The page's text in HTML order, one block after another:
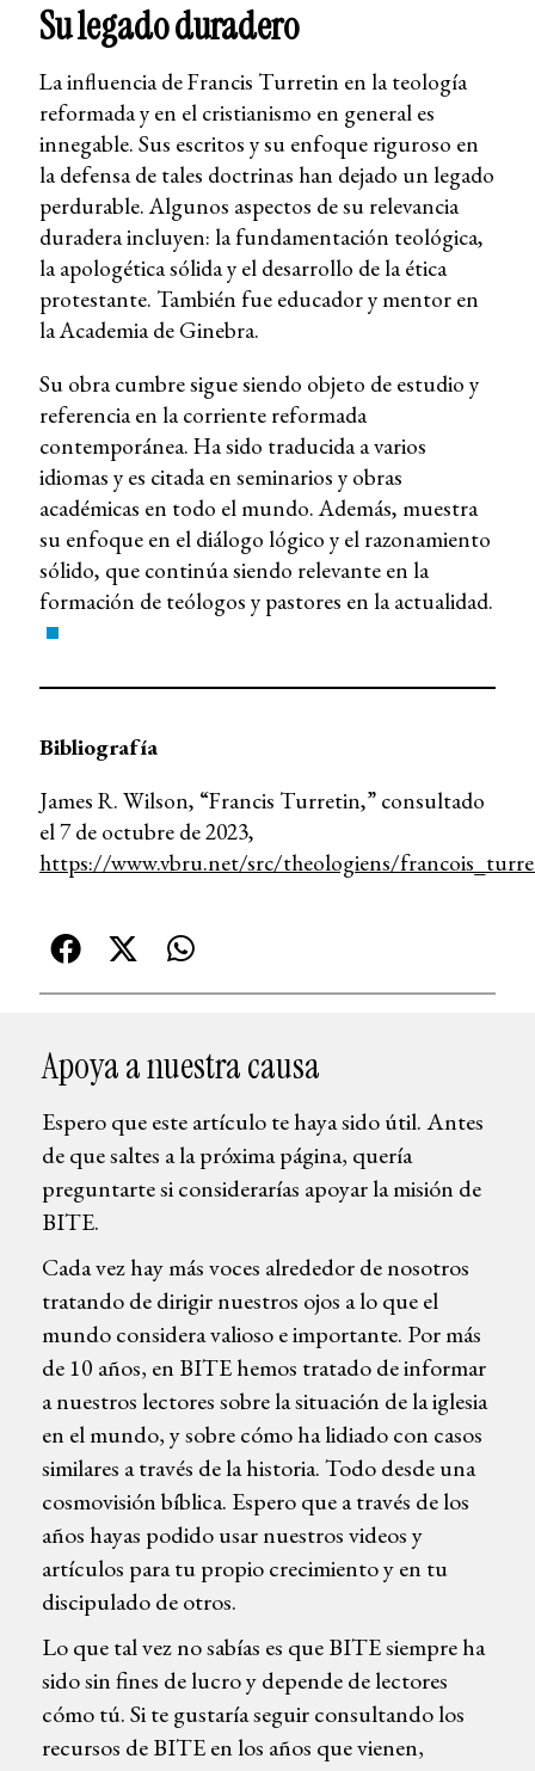
Su legado duradero
La influencia de Francis Turretin en la teología
reformada y en el cristianismo en general es
innegable. Sus escritos y su enfoque riguroso en
la defensa de tales doctrinas han dejado un legado
perdurable. Algunos aspectos de su relevancia
duradera incluyen: la fundamentación teológica,
la apologética sólida y el desarrollo de la ética
protestante. También fue educador y mentor en
la Academia de Ginebra.
Su obra cumbre sigue siendo objeto de estudio y
referencia en la corriente reformada
contemporánea. Ha sido traducida a varios
idiomas y es citada en seminarios y obras
académicas en todo el mundo. Además, muestra
su enfoque en el diálogo lógico y el razonamiento
sólido, que continúa siendo relevante en la
formación de teólogos y pastores en la actualidad.
Bibliografía
James R. Wilson, “Francis Turretin,” consultado
el 7 de octubre de 2023,
https://www.vbru.net/src/theologiens/
Apoya a nuestra causa
Espero que este artículo te haya sido útil. Antes
de que saltes a la próxima página, quería
preguntarte si considerarías apoyar la misión de
BITE.
Cada vez hay más voces alrededor de nosotros
tratando de dirigir nuestros ojos a lo que el
mundo considera valioso e importante. Por más
de 10 años, en BITE hemos tratado de informar
a nuestros lectores sobre la situación de la iglesia
en el mundo, y sobre cómo ha lidiado con casos
similares a través de la historia. Todo desde una
cosmovisión bíblica. Espero que a través de los
años hayas podido usar nuestros videos y
artículos para tu propio crecimiento y en tu
discipulado de otros.
Lo que tal vez no sabías es que BITE siempre ha
sido sin fines de lucro y depende de lectores
cómo tú. Si te gustaría seguir consultando los
recursos de BITE en los años que vienen,